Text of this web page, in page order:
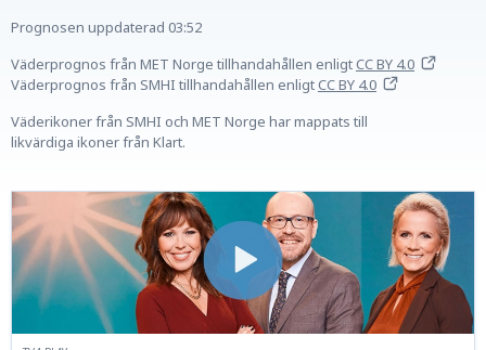
Prognosen uppdaterad 03:52
Väderprognos från MET Norge tillhandahållen enligtCC BY 4.0
Väderprognos från SMHI tillhandahållen enligtCC BY 4.0
Väderikoner från SMHI och MET Norge har mappats till
likvärdiga ikoner från Klart.